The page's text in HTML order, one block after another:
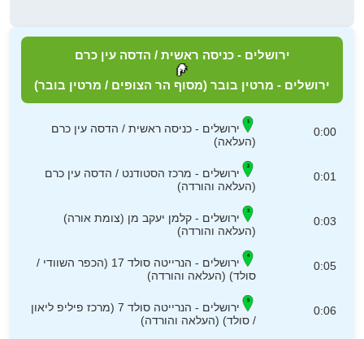
ירושלים - כניסה ראשית / הדסה עין כרם
ירושלים - מרטין בובר (מסוף הר הצופים / מרטין בובר)
0:00
ירושלים - כניסה ראשית / הדסה עין כרם
(העלאה)
0:01
ירושלים - מרכז הסטודנט / הדסה עין כרם
(העלאה והורדה)
0:03
ירושלים - קלמן יעקב מן (צומת אורה)
(העלאה והורדה)
0:05
ירושלים - הנרייטה סולד 17 (הכפר השוודי /
סולד) (העלאה והורדה)
0:06
ירושלים - הנרייטה סולד 7 (מרכז פיליפ ליאון
/ סולד) (העלאה והורדה)